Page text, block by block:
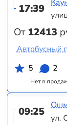
17:39
От 12413
Нет в
Автобусный
5
2
09:25
ул.